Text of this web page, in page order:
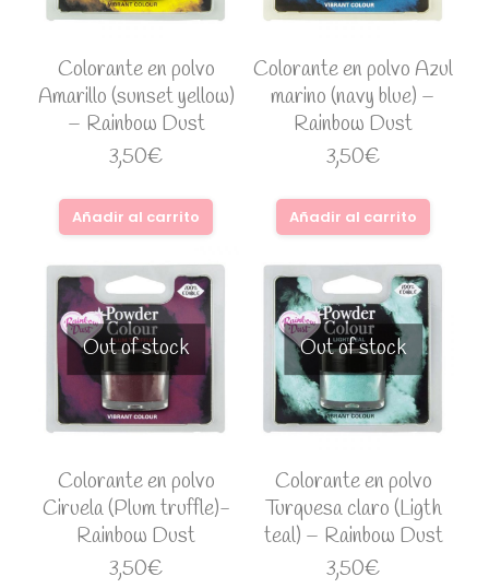
Colorante en polvo
Amarillo (sunset yellow)
– Rainbow Dust
3,50€
Añadir al carrito
Colorante en polvo Azul
marino (navy blue) –
Rainbow Dust
3,50€
Añadir al carrito
Out of stock
Colorante en polvo
Ciruela (Plum truffle)-
Rainbow Dust
3,50€
Out of stock
Colorante en polvo
Turquesa claro (Ligth
teal) – Rainbow Dust
3,50€